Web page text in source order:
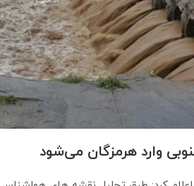
وارد هرمزگان می‌شود